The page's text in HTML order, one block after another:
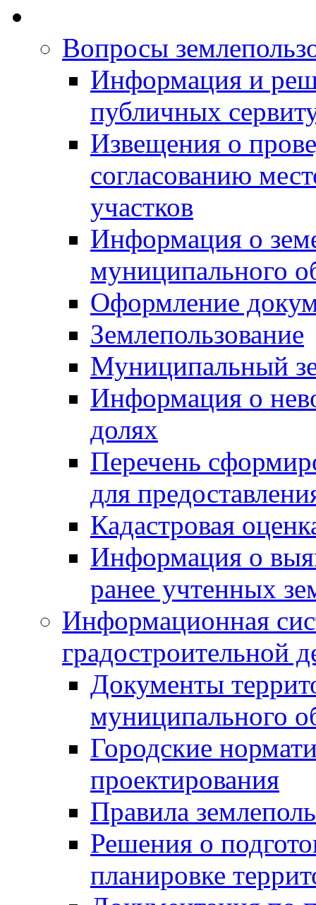
Вопросы
Информация и
публичных
Извещения о
согласованию
участков
Информация о
муниципального
Оформление
Землепользование
Муниципальный
Информация о
долях
Перечень
для
Кадастровая
Информация о
ранее учтенных
Информационная
градостроительной
Документы
муниципального
Городские
проектирования
Правила
Решения о
планировке